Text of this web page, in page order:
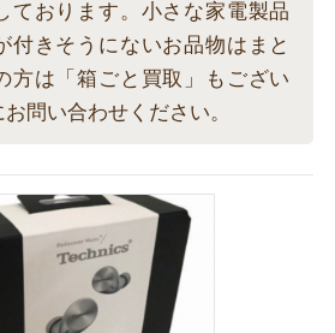
ております。小さな家電製品
付きそうにないお品物はまと
方は「箱ごと買取」もござい
問い合わせください。